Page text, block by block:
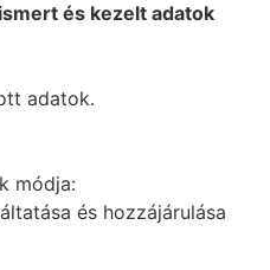
és kezelt adatok
adatok.
módja:
és hozzájárulása